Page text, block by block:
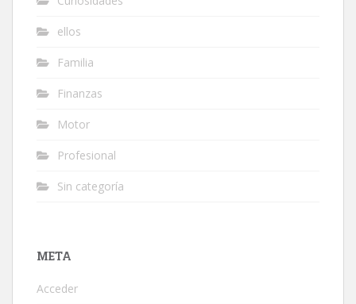
ellos
Familia
Finanzas
Motor
Profesional
Sin categoría
META
Acceder